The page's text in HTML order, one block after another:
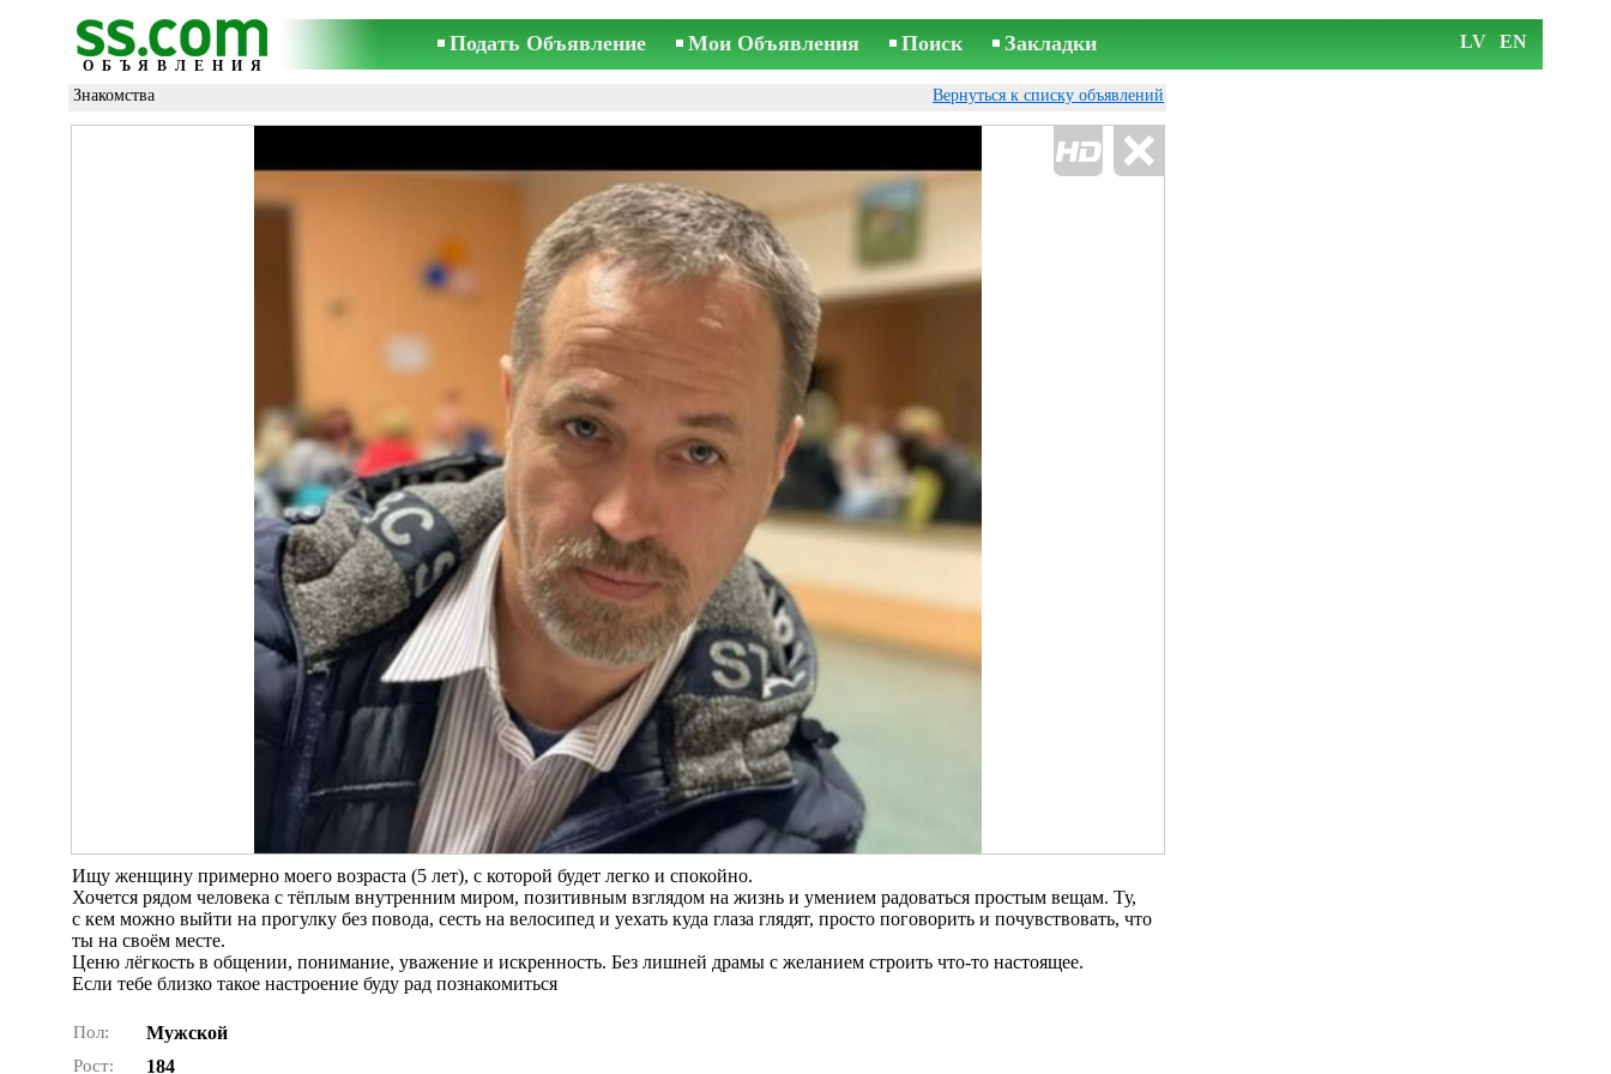
ОБЪЯВЛЕНИЯ
Подать Объявление Мои Объявления Поиск Закладки LV EN
Знакомства Вернуться к списку объявлений
Ищу женщину примерно моего возраста (5 лет), с которой будет легко и спокойно.
Хочется рядом человека с тёплым внутренним миром, позитивным взглядом на жизнь и умением радоваться простым вещам. Ту,
с кем можно выйти на прогулку без повода, сесть на велосипед и уехать куда глаза глядят, просто поговорить и почувствовать, что
ты на своём месте.
Ценю лёгкость в общении, понимание, уважение и искренность. Без лишней драмы с желанием строить что-то настоящее.
Если тебе близко такое настроение буду рад познакомиться
Пол: Мужской
Рост: 184